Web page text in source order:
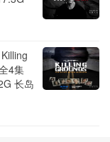
4集
长岛